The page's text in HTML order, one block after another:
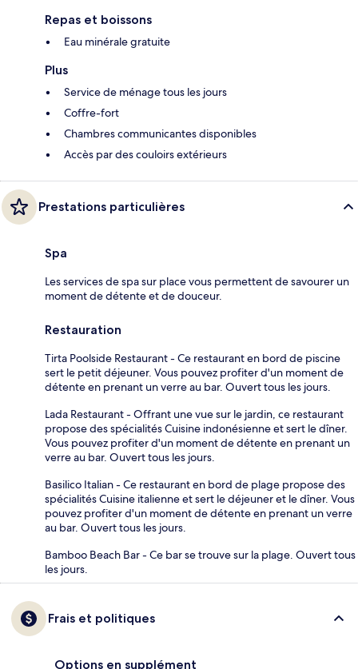
Repas et boissons
Eau minérale gratuite
Plus
Service de ménage tous les jours
Coffre-fort
Chambres communicantes disponibles
Accès par des couloirs extérieurs
Prestations particulières
Spa
Les services de spa sur place vous permettent de savourer un
moment de détente et de douceur.
Restauration
Tirta Poolside Restaurant - Ce restaurant en bord de piscine
sert le petit déjeuner. Vous pouvez profiter d'un moment de
détente en prenant un verre au bar. Ouvert tous les jours.
Lada Restaurant - Offrant une vue sur le jardin, ce restaurant
propose des spécialités Cuisine indonésienne et sert le dîner.
Vous pouvez profiter d'un moment de détente en prenant un
verre au bar. Ouvert tous les jours.
Basilico Italian - Ce restaurant en bord de plage propose des
spécialités Cuisine italienne et sert le déjeuner et le dîner. Vous
pouvez profiter d'un moment de détente en prenant un verre
au bar. Ouvert tous les jours.
Bamboo Beach Bar - Ce bar se trouve sur la plage. Ouvert tous
les jours.
Frais et politiques
Options en supplément